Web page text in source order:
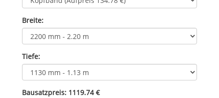
Breite:
Tiefe:
Bausatzpreis: 1119.74 €